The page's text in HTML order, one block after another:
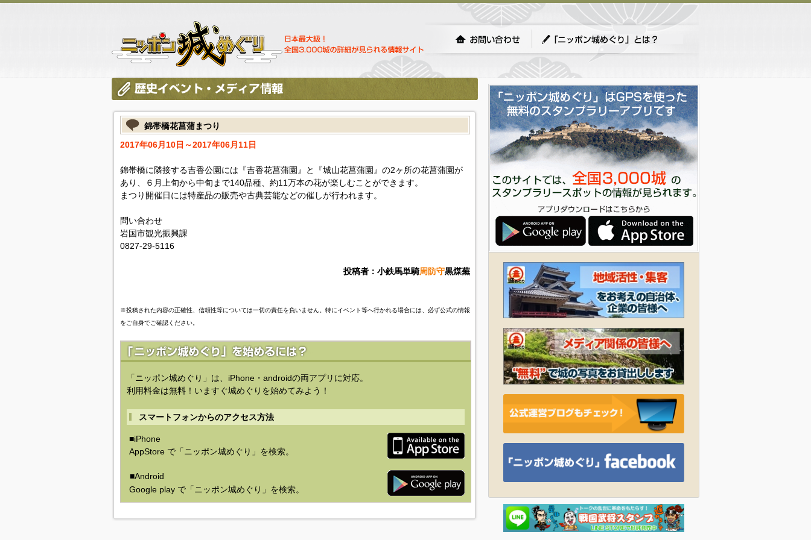
錦帯橋花菖蒲まつり
2017年06月10日～2017年06月11日
錦帯橋に隣接する吉香公園には『吉香花菖蒲園』と『城山花菖蒲園』の2ヶ所の花菖蒲園が
あり、６月上旬から中旬まで140品種、約11万本の花が楽しむことができます。
まつり開催日には特産品の販売や古典芸能などの催しが行われます。
問い合わせ
岩国市観光振興課
0827-29-5116
投稿者：小鉄馬単騎周防守黒煤蕪
※投稿された内容の正確性、信頼性等については一切の責任を負いません。特にイベント等へ行かれる場合には、必ず公式の情報
をご自身でご確認ください。
「ニッポン城めぐり」は、iPhone・androidの両アプリに対応。
利用料金は無料！いますぐ城めぐりを始めてみよう！
スマートフォンからのアクセス方法
■iPhone
AppStore で「ニッポン城めぐり」を検索。
■Android
Google play で「ニッポン城めぐり」を検索。